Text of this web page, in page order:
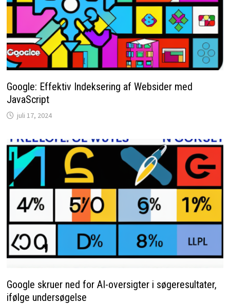
Google: Effektiv Indeksering af Websider med
JavaScript
juli 17, 2024
Google skruer ned for AI-oversigter i søgeresultater,
ifølge undersøgelse